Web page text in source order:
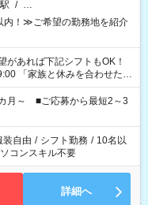
/ …
！≫ご希望の勤務地を紹介
せた
たい」 「できれば残業はし
。 ※Wワーク希望
務時間と、もう1つのお仕事
える場合は応募できません。
月～ ■ご応募から最短2～3
装自由 / シフト勤務 / 10名以
コンスキル不要
詳細へ